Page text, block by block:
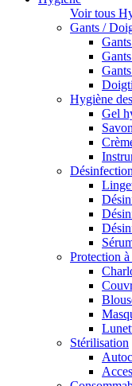
Voir tous
Gants /
Hygiène
Gel
Désinfection
Protection
Stérilisation